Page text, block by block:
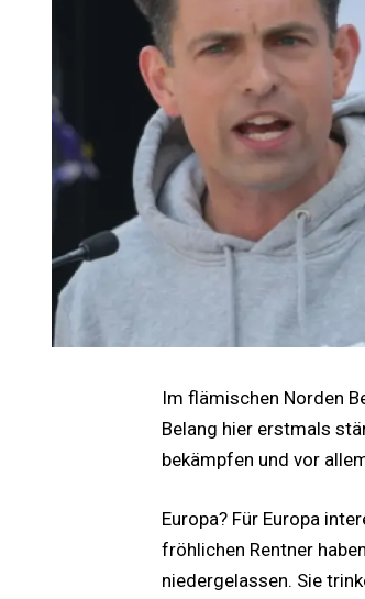
Im flämischen Norden
Belang hier erstmals
bekämpfen und vor
Europa? Für Europa
fröhlichen Rentner
niedergelassen. Sie